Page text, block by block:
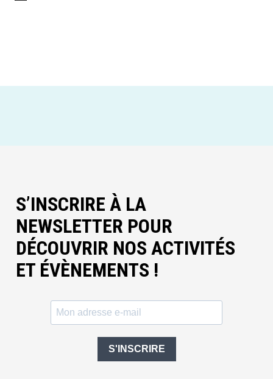
S’INSCRIRE À LA
NEWSLETTER POUR
DÉCOUVRIR NOS ACTIVITÉS
ET ÉVÈNEMENTS !
S'INSCRIRE